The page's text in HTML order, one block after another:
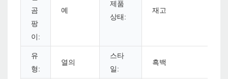
곰
팡
이:
예
제품
상태:
재고
유
형:
열의
스타
일:
흑백